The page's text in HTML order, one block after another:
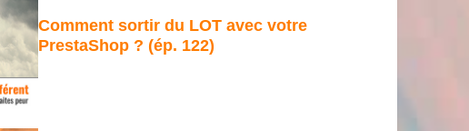
Comment sortir du LOT avec votre
PrestaShop ? (ép. 122)